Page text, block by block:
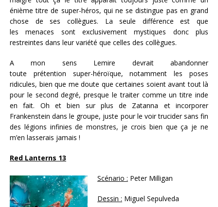
énième titre de super-héros, qui ne se distingue pas en grand
chose de ses collègues. La seule différence est que
les menaces sont exclusivement mystiques donc plus
restreintes dans leur variété que celles des collègues.
A mon sens Lemire devrait abandonner
toute prétention super-héroïque, notamment les poses
ridicules, bien que me doute que certaines soient avant tout là
pour le second degré, presque le traiter comme un titre inde
en fait. Oh et bien sur plus de Zatanna et incorporer
Frankenstein dans le groupe, juste pour le voir trucider sans fin
des légions infinies de monstres, je crois bien que ça je ne
m’en lasserais jamais !
Red Lanterns 13
Scénario : Peter Milligan
Dessin : Miguel Sepulveda